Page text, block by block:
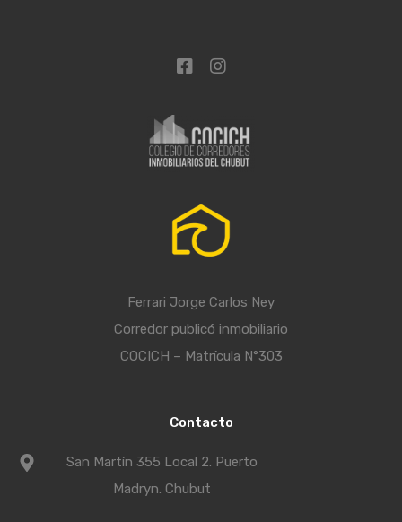
Ferrari Jorge Carlos Ney
Corredor publicó inmobiliario
COCICH – Matrícula N°303
Contacto
San Martín 355 Local 2. Puerto
Madryn. Chubut